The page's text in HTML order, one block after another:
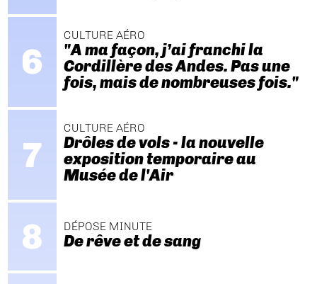
CULTURE AÉRO
"A ma façon, j’ai franchi la
Cordillère des Andes. Pas une
fois, mais de nombreuses fois."
CULTURE AÉRO
Drôles de vols - la nouvelle
exposition temporaire au
Musée de l'Air
DÉPOSE MINUTE
De rêve et de sang